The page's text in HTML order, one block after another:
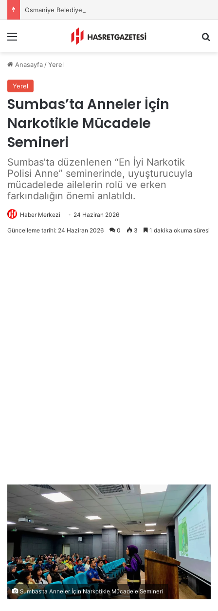
Osmaniye Belediyesi’nden Sahte Aramalara Kritik Uyarı
Anasayfa /Yerel
Yerel
Sumbas’ta Anneler İçin
Narkotikle Mücadele
Semineri
Sumbas’ta düzenlenen “En İyi Narkotik
Polisi Anne” seminerinde, uyuşturucuyla
mücadelede ailelerin rolü ve erken
farkındalığın önemi anlatıldı.
Haber Merkezi 24 Haziran 2026
Güncelleme tarihi: 24 Haziran 2026 0 3 1 dakika okuma süresi
Sumbas’ta Anneler İçin Narkotikle Mücadele Semineri